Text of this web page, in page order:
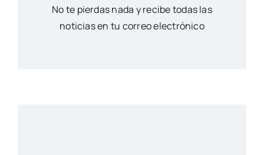
No te pierdas nada y recibe todas las
noticias en tu correo electrónico